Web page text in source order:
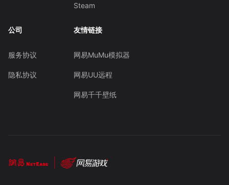
Steam
公司
服务协议
隐私协议
友情链接
网易MuMu模拟器
网易UU远程
网易千千壁纸